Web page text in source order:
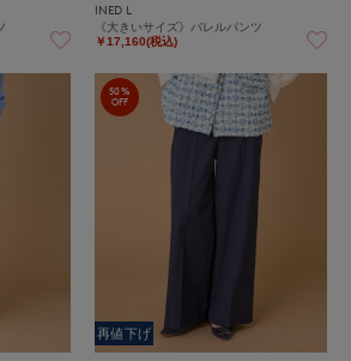
INED L
《大きいサイズ》バレルパンツ
￥17,160(税込)
50%
OFF
再値下げ